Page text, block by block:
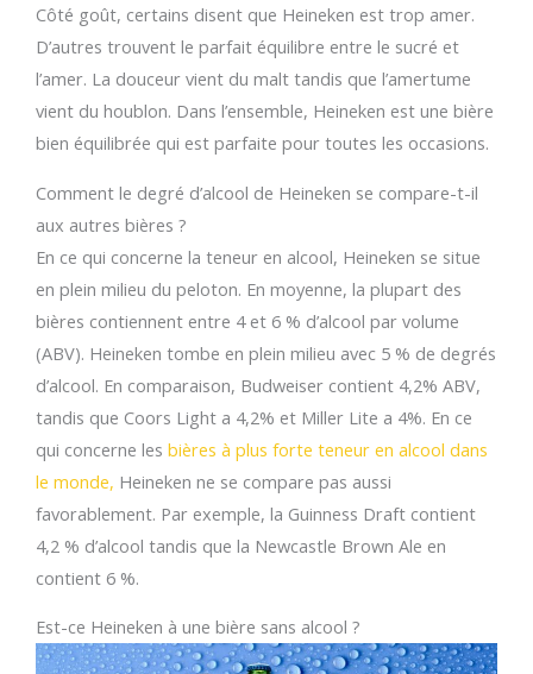
Côté goût, certains disent que Heineken est trop amer.
D’autres trouvent le parfait équilibre entre le sucré et
l’amer. La douceur vient du malt tandis que l’amertume
vient du houblon. Dans l’ensemble, Heineken est une bière
bien équilibrée qui est parfaite pour toutes les occasions.
Comment le degré d’alcool de Heineken se compare-t-il
aux autres bières ?
En ce qui concerne la teneur en alcool, Heineken se situe
en plein milieu du peloton. En moyenne, la plupart des
bières contiennent entre 4 et 6 % d’alcool par volume
(ABV). Heineken tombe en plein milieu avec 5 % de degrés
d’alcool. En comparaison, Budweiser contient 4,2% ABV,
tandis que Coors Light a 4,2% et Miller Lite a 4%. En ce
qui concerne les bières à plus forte teneur en alcool dans
le monde, Heineken ne se compare pas aussi
favorablement. Par exemple, la Guinness Draft contient
4,2 % d’alcool tandis que la Newcastle Brown Ale en
contient 6 %.
Est-ce Heineken à une bière sans alcool ?